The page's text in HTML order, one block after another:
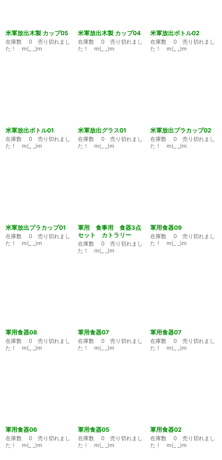
米軍放出木製 カップ05
在庫数 0 売り切れまし
た！ m(_ _)m
米軍放出木製 カップ04
在庫数 0 売り切れまし
た！ m(_ _)m
米軍放出ボトル02
在庫数 0 売り切れまし
た！ m(_ _)m
米軍放出ボトル01
在庫数 0 売り切れまし
た！ m(_ _)m
米軍放出グラス01
在庫数 0 売り切れまし
た！ m(_ _)m
米軍放出プラカップ02
在庫数 0 売り切れまし
た！ m(_ _)m
米軍放出プラカップ01
在庫数 0 売り切れまし
た！ m(_ _)m
軍用 食事用 食器3点
セット カトラリー
在庫数 0 売り切れまし
た！ m(_ _)m
軍用食器09
在庫数 0 売り切れまし
た！ m(_ _)m
軍用食器08
在庫数 0 売り切れまし
た！ m(_ _)m
軍用食器07
在庫数 0 売り切れまし
た！ m(_ _)m
軍用食器07
在庫数 0 売り切れまし
た！ m(_ _)m
軍用食器06
在庫数 0 売り切れまし
た！ m(_ _)m
軍用食器05
在庫数 0 売り切れまし
た！ m(_ _)m
軍用食器02
在庫数 0 売り切れまし
た！ m(_ _)m